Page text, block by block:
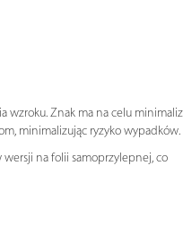
wzroku. Znak ma na celu
minimalizując ryzyko wypadków.
wersji na folii samoprzylepnej, co